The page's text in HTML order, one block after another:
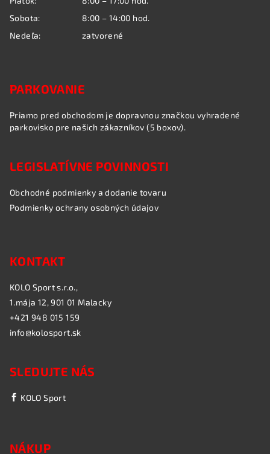
Sobota:
8:00 – 14:00 hod.
Nedeľa:
zatvorené
PARKOVANIE
Priamo pred obchodom je dopravnou značkou vyhradené
parkovisko pre našich zákazníkov (5 boxov).
LEGISLATÍVNE POVINNOSTI
Obchodné podmienky a dodanie tovaru
Podmienky ochrany osobných údajov
KONTAKT
KOLO Sport s.r.o.,
1.mája 12, 901 01 Malacky
+421 948 015 159
info@kolosport.sk
SLEDUJTE NÁS
KOLO Sport
NÁKUP